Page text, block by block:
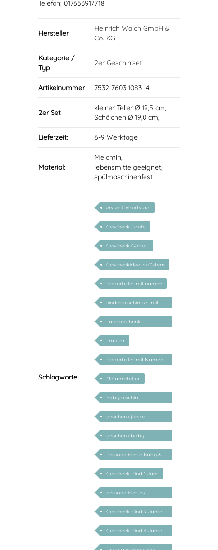
Telefon: 017653917718
Hersteller
Heinrich Walch GmbH &
Co. KG
Kategorie /
Typ
2er Geschirrset
Artikelnummer 7532-7603-1083 -4
2er Set
kleiner Teller Ø 19,5 cm,
Schälchen Ø 19,0 cm,
Lieferzeit: 6-9 Werktage
Material:
Melamin,
lebensmittelgeeignet,
spülmaschinenfest
Schlagworte
erster Geburtstag
Geschenk Taufe
Geschenk Geburt
Geschenkidee zu Ostern
Kinderteller mit namen
kindergeschirr set mit
gravur
Taufgeschenk
personalisiert
Traktor
Kinderteller mit Namen
personalisiert
Melaminteller
Babygeschirr
personalisiert
geschenk junge
mädchen
geschenk baby
personalisiert
Personalisierte Baby &
Kind Geschenke
Geschenk Kind 1 Jahr
personalisiertes
Geschenk Kind 2 Jahre
Geschenk Kind 3 Jahre
personalisiert
Geschenk Kind 4 Jahre
mit Name